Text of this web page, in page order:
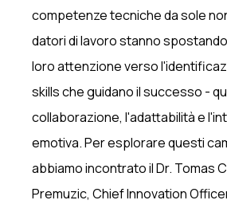
competenze tecniche da sole
datori di lavoro stanno
loro attenzione verso
skills che guidano il successo -
collaborazione, l'adattabilità e
emotiva. Per esplorare questi
abbiamo incontrato il Dr. Tomas
Premuzic, Chief Innovation